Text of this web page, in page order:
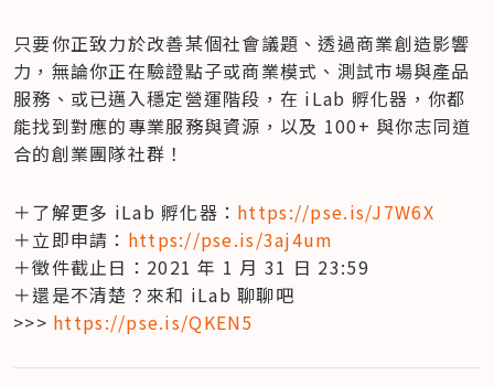
只要你正致力於改善某個社會議題、透過商業創造影響
力，無論你正在驗證點子或商業模式、測試市場與產品
服務、或已邁入穩定營運階段，在 iLab 孵化器，你都
能找到對應的專業服務與資源，以及 100+ 與你志同道
合的創業團隊社群！
＋了解更多 iLab 孵化器： https://pse.is/J7W6X
＋立即申請： https://pse.is/3aj4um
＋徵件截止日：2021 年 1 月 31 日 23:59
＋還是不清楚？來和 iLab 聊聊吧
>>> https://pse.is/QKEN5